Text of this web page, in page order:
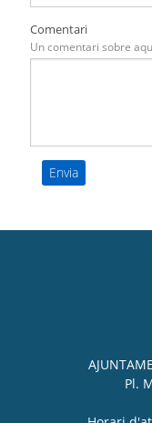
Comentari
Un comentari sobre
Pl.